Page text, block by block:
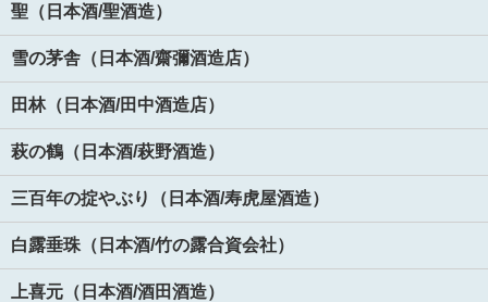
聖（日本酒/聖酒造）
雪の茅舎（日本酒/齋彌酒造店）
田林（日本酒/田中酒造店）
萩の鶴（日本酒/萩野酒造）
三百年の掟やぶり（日本酒/寿虎屋酒造）
白露垂珠（日本酒/竹の露合資会社）
上喜元（日本酒/酒田酒造）